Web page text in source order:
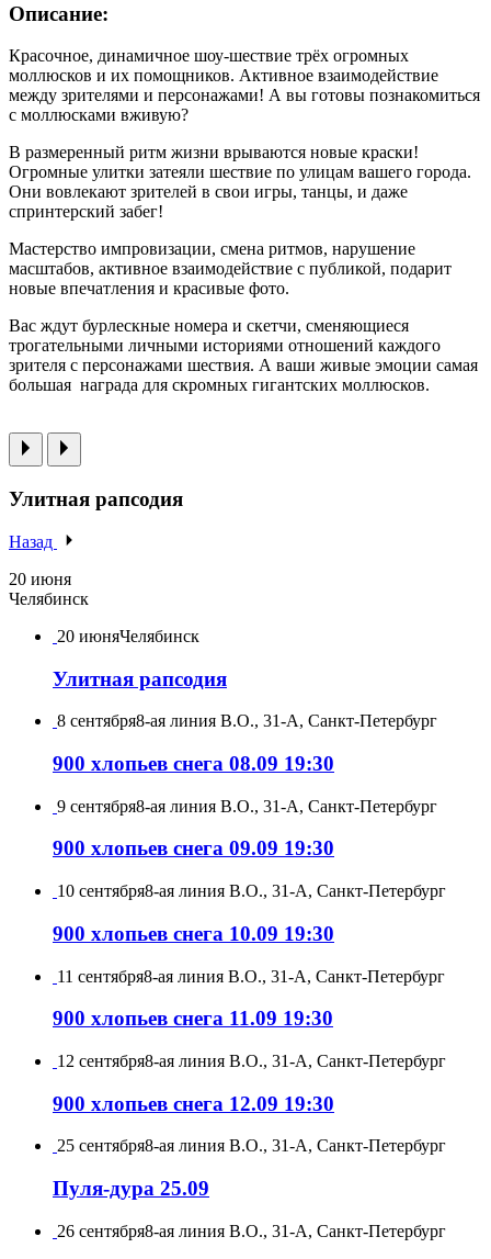
Описание:
Красочное, динамичное шоу-шествие трёх огромных
моллюсков и их помощников. Активное взаимодействие
между зрителями и персонажами! А вы готовы познакомиться
с моллюсками вживую?
В размеренный ритм жизни врываются новые краски!
Огромные улитки затеяли шествие по улицам вашего города.
Они вовлекают зрителей в свои игры, танцы, и даже
спринтерский забег!
Мастерство импровизации, смена ритмов, нарушение
масштабов, активное взаимодействие с публикой, подарит
новые впечатления и красивые фото.
Вас ждут бурлескные номера и скетчи, сменяющиеся
трогательными личными историями отношений каждого
зрителя с персонажами шествия. А ваши живые эмоции самая
большая награда для скромных гигантских моллюсков.
Улитная рапсодия
Назад
20 июня
Челябинск
20 июняЧелябинск
Улитная рапсодия
8 сентября8-ая линия В.О., 31-А, Санкт-Петербург
900 хлопьев снега 08.09 19:30
9 сентября8-ая линия В.О., 31-А, Санкт-Петербург
900 хлопьев снега 09.09 19:30
10 сентября8-ая линия В.О., 31-А, Санкт-Петербург
900 хлопьев снега 10.09 19:30
11 сентября8-ая линия В.О., 31-А, Санкт-Петербург
900 хлопьев снега 11.09 19:30
12 сентября8-ая линия В.О., 31-А, Санкт-Петербург
900 хлопьев снега 12.09 19:30
25 сентября8-ая линия В.О., 31-А, Санкт-Петербург
Пуля-дура 25.09
26 сентября8-ая линия В.О., 31-А, Санкт-Петербург